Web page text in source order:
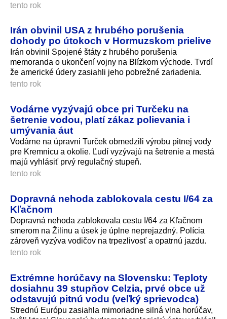
tento rok
Irán obvinil USA z hrubého porušenia
dohody po útokoch v Hormuzskom prielive
Irán obvinil Spojené štáty z hrubého porušenia
memoranda o ukončení vojny na Blízkom východe. Tvrdí
že americké údery zasiahli jeho pobrežné zariadenia.
tento rok
Vodárne vyzývajú obce pri Turčeku na
šetrenie vodou, platí zákaz polievania i
umývania áut
Vodárne na úpravni Turček obmedzili výrobu pitnej vody
pre Kremnicu a okolie. Ľudí vyzývajú na šetrenie a mestá
majú vyhlásiť prvý regulačný stupeň.
tento rok
Dopravná nehoda zablokovala cestu I/64 za
Kľačnom
Dopravná nehoda zablokovala cestu I/64 za Kľačnom
smerom na Žilinu a úsek je úplne neprejazdný. Polícia
zároveň vyzýva vodičov na trpezlivosť a opatrnú jazdu.
tento rok
Extrémne horúčavy na Slovensku: Teploty
dosiahnu 39 stupňov Celzia, prvé obce už
odstavujú pitnú vodu (veľký sprievodca)
Strednú Európu zasiahla mimoriadne silná vlna horúčav,